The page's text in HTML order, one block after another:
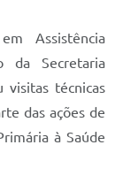
Assistência
da Secretaria
visitas técnicas
das ações de
à Saúde